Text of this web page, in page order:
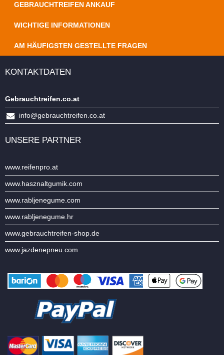
GEBRAUCHTREIFEN ANKAUF
WICHTIGE INFORMATIONEN
AM HÄUFIGSTEN GESTELLTE FRAGEN
KONTAKTDATEN
Gebrauchtreifen.co.at
info@gebrauchtreifen.co.at
UNSERE PARTNER
www.reifenpro.at
www.hasznaltgumik.com
www.rabljenegume.com
www.rabljenegume.hr
www.gebrauchtreifen-shop.de
www.jazdenepneu.com